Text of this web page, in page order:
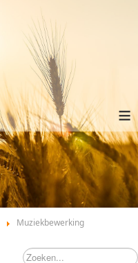
≡
Muziekbewerking